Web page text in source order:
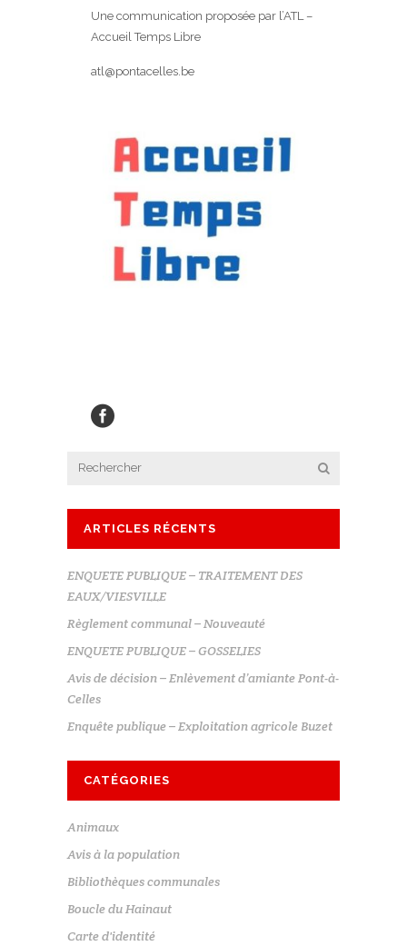
Une communication proposée par l’ATL –
Accueil Temps Libre
atl@pontacelles.be
ARTICLES RÉCENTS
ENQUETE PUBLIQUE – TRAITEMENT DES
EAUX/VIESVILLE
Règlement communal – Nouveauté
ENQUETE PUBLIQUE – GOSSELIES
Avis de décision – Enlèvement d’amiante Pont-à-
Celles
Enquête publique – Exploitation agricole Buzet
CATÉGORIES
Animaux
Avis à la population
Bibliothèques communales
Boucle du Hainaut
Carte d'identité